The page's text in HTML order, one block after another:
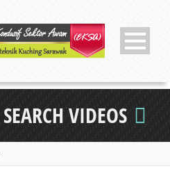
SEARCH VIDEOS